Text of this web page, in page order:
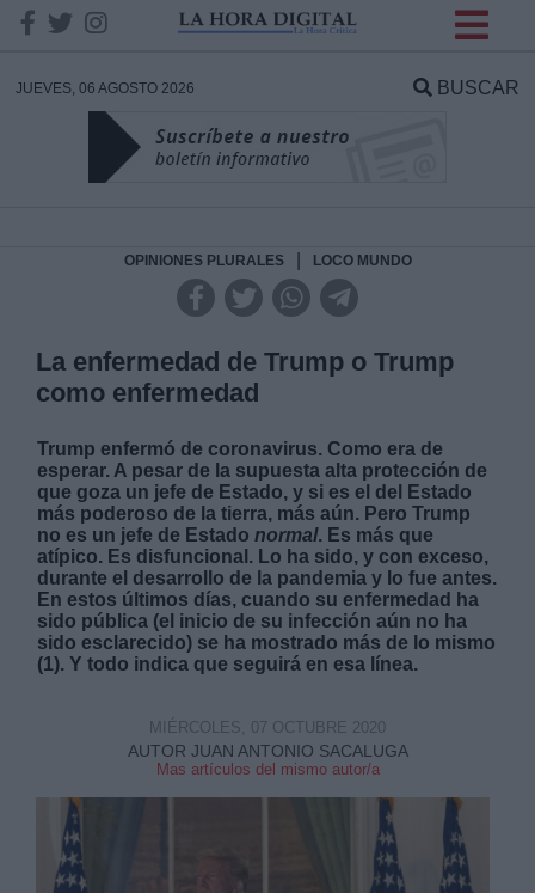
JUEVES, 06 AGOSTO 2026 BUSCAR
OPINIONES PLURALES LOCO MUNDO
La enfermedad de Trump o Trump
como enfermedad
Trump enfermó de coronavirus. Como era de
esperar. A pesar de la supuesta alta protección de
que goza un jefe de Estado, y si es el del Estado
más poderoso de la tierra, más aún. Pero Trump
no es un jefe de Estadonormal. Es más que
atípico. Es disfuncional. Lo ha sido, y con exceso,
durante el desarrollo de la pandemia y lo fue antes.
En estos últimos días, cuando su enfermedad ha
sido pública (el inicio de su infección aún no ha
sido esclarecido) se ha mostrado más de lo mismo
(1). Y todo indica que seguirá en esa línea.
AUTOR JUAN ANTONIO SACALUGA
Mas artículos del mismo autor/a
MIÉRCOLES, 07 OCTUBRE 2020
DATOS
Responsable:
Destinatarios:
link